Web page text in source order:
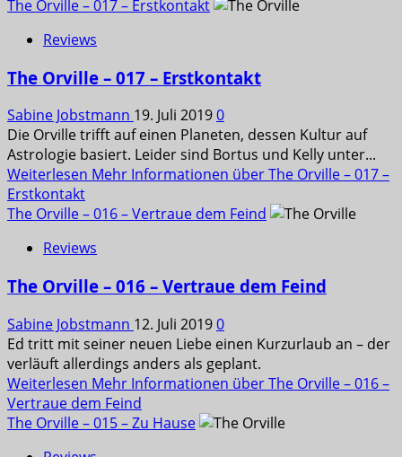
The Orville – 017 – Erstkontakt
Reviews
The Orville – 017 – Erstkontakt
Sabine Jobstmann 19. Juli 20190
Die Orville trifft auf einen Planeten, dessen Kultur auf
Astrologie basiert. Leider sind Bortus und Kelly unter...
Weiterlesen Mehr Informationen über The Orville – 017 –
Erstkontakt
The Orville – 016 – Vertraue dem Feind
Reviews
The Orville – 016 – Vertraue dem Feind
Sabine Jobstmann 12. Juli 20190
Ed tritt mit seiner neuen Liebe einen Kurzurlaub an – der
verläuft allerdings anders als geplant.
Weiterlesen Mehr Informationen über The Orville – 016 –
Vertraue dem Feind
The Orville – 015 – Zu Hause